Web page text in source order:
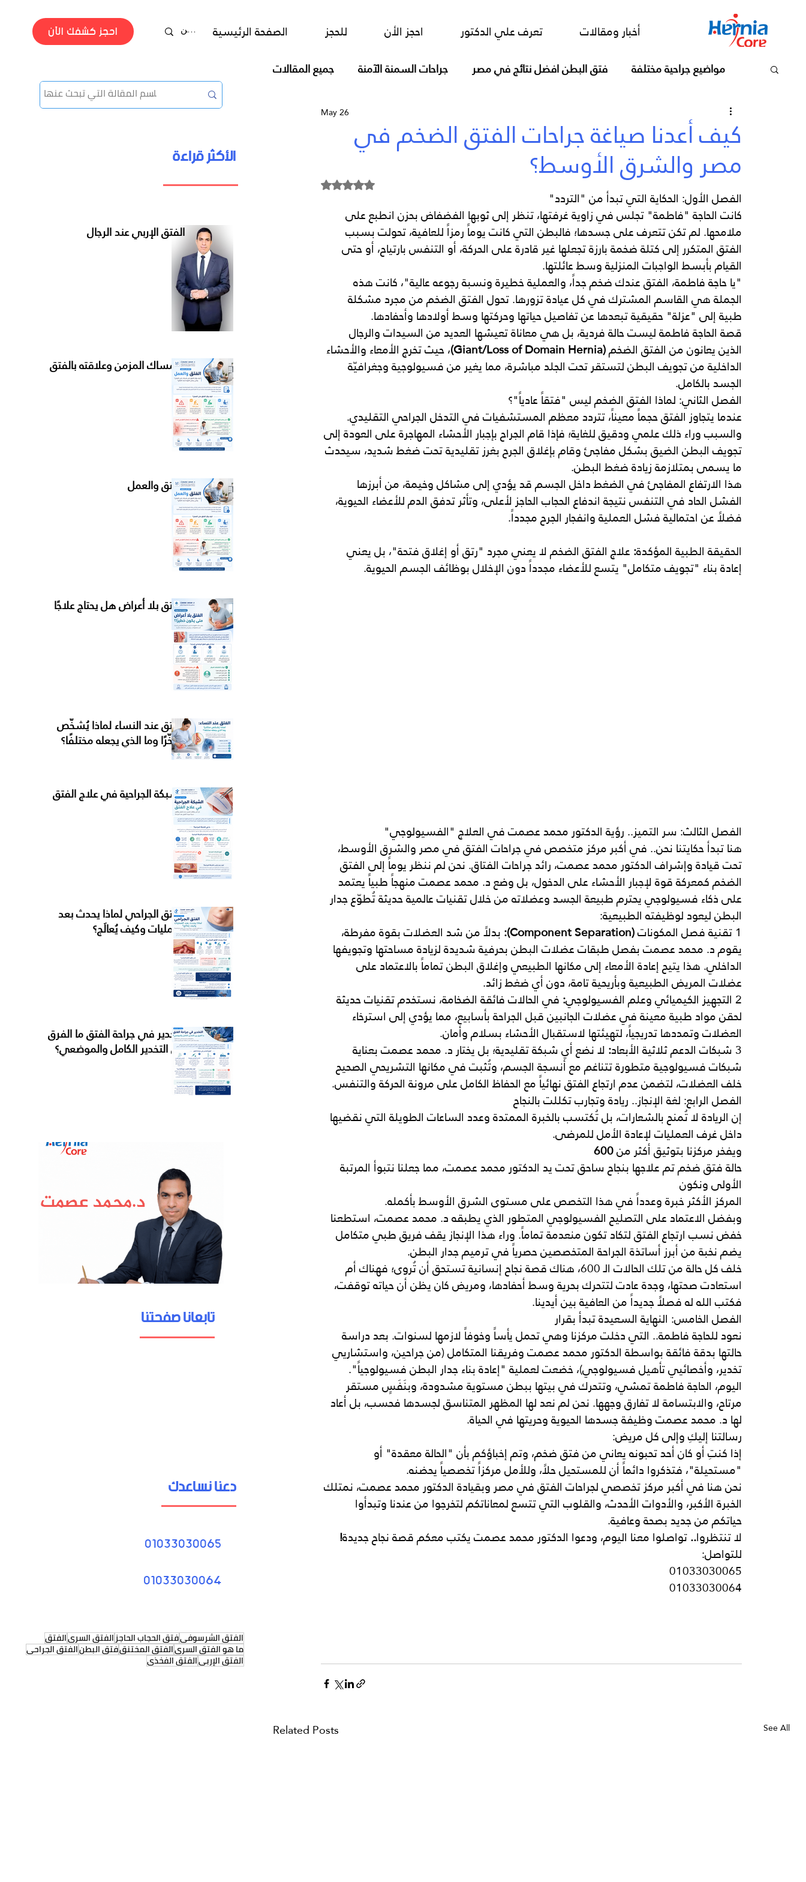
الصفحة الرئيسية للحجز احجز الأن تعرف علي الدكتور أخبار ومقالات
الفتق الإربي عند الرجال
الإمساك المزمن وعلاقته بالفتق
الفتق والعمل
الفتق بلا أعراض هل يحتاج علاجًا
الفتق عند النساء لماذا يُشخَّص
متأخّرًا وما الذي يجعله مختلفًا؟
الشبكة الجراحية في علاج الفتق
الفتق الجراحي لماذا يحدث بعد
العمليات وكيف يُعالَج؟
التخدير في جراحة الفتق ما الفرق
بين التخدير الكامل والموضعي؟
تابعانا صفحتنا
دعنا نساعدك
01033030065
01033030064
الفتقالفتق السريفتق الحجاب الحاجزالفتق الشرسوفي
الفتق الجراحيفتق البطنالفتق المختنقما هو الفتق السري
الفتق الفخذيالفتق الإربي
جميع المقالات جراحات السمنة الآمنة فتق البطن افضل نتائج في مصر مواضيع جراحية مختلفة
فتق الحجاب الحاجز تصليح بالمسطرة
كيف أعدنا صياغة جراحات الفتق الضخم في
مصر والشرق الأوسط؟
May 26
Rated NaN out of 5 stars.
الفصل الأول: الحكاية التي تبدأ من "التردد"
كانت الحاجة "فاطمة" تجلس في زاوية غرفتها، تنظر إلى ثوبها الفضفاض بحزن انطبع على
ملامحها. لم تكن تتعرف على جسدها؛ فالبطن التي كانت يوماً رمزاً للعافية، تحولت بسبب
الفتق المتكرر إلى كتلة ضخمة بارزة تجعلها غير قادرة على الحركة، أو التنفس بارتياح، أو حتى
القيام بأبسط الواجبات المنزلية وسط عائلتها.
"يا حاجة فاطمة، الفتق عندك ضخم جداً، والعملية خطيرة ونسبة رجوعه عالية"، كانت هذه
الجملة هي القاسم المشترك في كل عيادة تزورها. تحول الفتق الضخم من مجرد مشكلة
طبية إلى "عزلة" حقيقية تبعدها عن تفاصيل حياتها وحركتها وسط أولادها وأحفادها.
قصة الحاجة فاطمة ليست حالة فردية، بل هي معاناة تعيشها العديد من السيدات والرجال
الذين يعانون من الفتقالضخم (Giant/Loss of Domain Hernia) ، حيث تخرج الأمعاء والأحشاء
الداخلية من تجويف البطن لتستقر تحت الجلد مباشرة، مما يغير من فسيولوجية وجغرافيّة
الجسد بالكامل.
الفصل الثاني: لماذا الفتق الضخم ليس "فتقاً عادياً"؟
عندما يتجاوز الفتق حجماً معيناً، تتردد معظم المستشفيات في التدخل الجراحي التقليدي.
والسبب وراء ذلك علمي ودقيق للغاية؛ فإذا قام الجراح بإجبار الأحشاء المهاجرة على العودة إلى
تجويف البطن الضيق بشكل مفاجئ وقام بإغلاق الجرح بغرز تقليدية تحت ضغط شديد، سيحدث
ما يسمى بمتلازمةزيادةضغطالبطن.
هذا الارتفاع المفاجئ في الضغط داخل الجسم قد يؤدي إلى مشاكل وخيمة، من أبرزها
الفشل الحاد في التنفس نتيجة اندفاع الحجاب الحاجز لأعلى، وتأثر تدفق الدم للأعضاء الحيوية،
فضلاً عن احتمالية فشل العملية وانفجار الجرح مجدداً.
الحقيقةالطبيةالمؤكدة: علاج الفتق الضخم لا يعني مجرد "رتق أو إغلاق فتحة"، بل يعني
إعادة بناء "تجويف متكامل" يتسع للأعضاء مجدداً دون الإخلال بوظائف الجسم الحيوية.
الفصل الثالث: سر التميز.. رؤية الدكتور محمد عصمت في العلاج "الفسيولوجي"
هنا تبدأ حكايتنا نحن.. في أكبرمركزمتخصصفيجراحاتالفتقفيمصروالشرقالأوسط،
تحت قيادة وإشراف الدكتورمحمدعصمت،رائدجراحاتالفتاق. نحن لم ننظر يوماً إلى الفتق
الضخم كمعركة قوة لإجبار الأحشاء على الدخول، بل وضع د. محمد عصمت منهجاً طبياً يعتمد
على ذكاء فسيولوجي يحترم طبيعة الجسد وعضلاته من خلال تقنيات عالمية حديثة تُطوّع جدار
البطن ليعود لوظيفته الطبيعية:
1 تقنية فصلالمكونات (Component Separation): بدلاً من شد العضلات بقوة مفرطة،
يقوم د. محمد عصمت بفصل طبقات عضلات البطن بحرفية شديدة لزيادة مساحتها وتجويفها
الداخلي. هذا يتيح إعادة الأمعاء إلى مكانها الطبيعي وإغلاق البطن تماماً بالاعتماد على
عضلات المريض الطبيعية وبأريحية تامة، دون أي ضغط زائد.
2 التجهيز الكيميائيوعلمالفسيولوجي: في الحالات فائقة الضخامة، نستخدم تقنيات حديثة
لحقن مواد طبية معينة في عضلات الجانبين قبل الجراحة بأسابيع، مما يؤدي إلى استرخاء
العضلات وتمددها تدريجياً، لتهيئتها لاستقبال الأحشاء بسلام وأمان.
3 شبكات الدعمثلاثيةالأبعاد: لا نضع أي شبكة تقليدية؛ بل يختار د. محمد عصمت بعناية
شبكات فسيولوجية متطورة تتناغم مع أنسجة الجسم، وتُثبت في مكانها التشريحي الصحيح
خلف العضلات، لتضمن عدم ارتجاع الفتق نهائياً مع الحفاظ الكامل على مرونة الحركة والتنفس.
الفصل الرابع: لغة الإنجاز.. ريادة وتجارب تكللت بالنجاح
إن الريادة لا تُمنح بالشعارات، بل تُكتسب بالخبرة الممتدة وعدد الساعات الطويلة التي نقضيها
داخل غرف العمليات لإعادة الأمل للمرضى.
ويفخر مركزنا بتوثيق أكثرمن
حالةفتقضخمتمعلاجهابنجاحساحقتحتيدالدكتورمحمدعصمت، مما جعلنا نتبوأ المرتبة
الأولى ونكون
المركزالأكثرخبرةوعدداًفيهذا التخصصعلىمستوىالشرقالأوسطبأكمله.
وبفضل الاعتماد على التصليح الفسيولوجي المتطور الذي يطبقه د. محمد عصمت، استطعنا
خفض نسب ارتجاع الفتق لتكاد تكون منعدمة تماماً. وراء هذا الإنجاز يقف فريق طبي متكامل
يضم نخبة من أبرز أساتذة الجراحة المتخصصين حصرياً في ترميم جدار البطن.
خلف كل حالة من تلك الحالات الـ 600، هناك قصة نجاح إنسانية تستحق أن تُروى؛ فهناك أم
استعادت صحتها، وجدة عادت لتتحرك بحرية وسط أحفادها، ومريض كان يظن أن حياته توقفت،
فكتب الله له فصلاً جديداً من العافية بين أيدينا.
الفصل الخامس: النهاية السعيدة تبدأ بقرار
نعود للحاجة فاطمة.. التي دخلت مركزنا وهي تحمل يأساً وخوفاً لازمها لسنوات. بعد دراسة
حالتها بدقة فائقة بواسطة الدكتورمحمدعصمت وفريقنا المتكامل (من جراحين، واستشاريي
تخدير، وأخصائيي تأهيل فسيولوجي)، خضعت لعملية "إعادة بناء جدار البطن فسيولوجياً".
اليوم، الحاجة فاطمة تمشي، وتتحرك في بيتها ببطن مستوية مشدودة، وبنَفَسٍ مستقر
مرتاح، والابتسامة لا تفارق وجهها. نحن لم نعد لها المظهر المتناسق لجسدها فحسب، بل أعاد
لها د. محمد عصمت وظيفة جسدها الحيوية وحريتها في الحياة.
رسالتنا إليكِ وإلى كل مريض:
إذا كنتِ أو كان أحد تحبونه يعاني من فتق ضخم، وتم إخباؤكم بأن "الحالة معقدة" أو
"مستحيلة"، فتذكروا دائماً أن للمستحيل حلاً، وللأمل مركزاً تخصصياً يحضنه.
نحن هنا في أكبرمركزتخصصيلجراحاتالفتقفيمصروبقيادةالدكتورمحمدعصمت، نمتلك
الخبرة الأكبر، والأدوات الأحدث، والقلوب التي تتسع لمعاناتكم لتخرجوا من عندنا وتبدأوا
حياتكم من جديد بصحة وعافية.
لاتنتظروا.. تواصلوامعنا اليوم،ودعوا الدكتورمحمدعصمتيكتبمعكمقصةنجاحجديدة!
للتواصل:
01033030065
01033030064
Related Posts See All
احجز كشفك الآن الصفحة الرئيسية للحجز احجز الأن تعرف علي الدكتور أخبار ومقالات